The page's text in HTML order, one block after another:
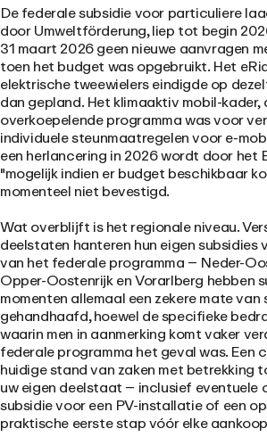
De federale subsidie voor particuliere
door Umweltförderung, liep tot begin
31 maart 2026geen nieuwe aanvragen
toen het budget was opgebruikt. Het
elektrische tweewielers eindigde op
dan gepland. Het klimaaktiv mobil-kader,
overkoepelende programma was voor
individuele steunmaatregelen voor e-
een herlancering in 2026 wordt door het
"mogelijk indien er budget beschikbaar
momenteel niet bevestigd.
Wat overblijft is het regionale niveau.
deelstaten hanteren hun eigen subsidies
van het federale programma – Neder-
Opper-Oostenrijk en Vorarlberg hebben
momenten allemaal een zekere mate
gehandhaafd, hoewel de specifieke
waarin men in aanmerking komt vaker
federale programma het geval was. Een
huidige stand van zaken met betrekking
uw eigen deelstaat – inclusief eventuele
subsidie voor een PV-installatie of een
praktische eerste stap vóór elke